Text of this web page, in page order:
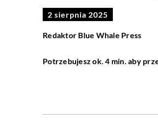
2 sierpnia 2025
Redaktor Blue Whale Press
Potrzebujesz ok. 4 min. aby